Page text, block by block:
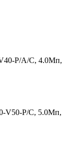
P/A/C, 4.0Мп,
V50-P/C, 5.0Мп,